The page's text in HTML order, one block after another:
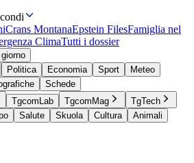
Crans MontanaEpstein FilesFamiglia nel
ClimaTutti i dossier
Politica Economia Sport
Meteo
Schede
TgcomLab TgcomMag
TgTech
Salute Skuola Cultura
Animali